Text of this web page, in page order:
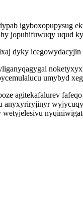
igyboxopupysug
jopuhifuwuqy uqud
dyky
umybyd
agitekafalurev